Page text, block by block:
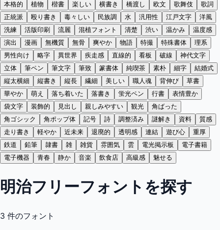
本格的
植物 楷書 楽しい 横書き 橋渡し 欧文 歌舞伎
歌詞
正統派
殴り書き 毒々しい 民族調 水 汎用性 江戸文字
洋風
洗練
活版印刷 流麗 混植フォント 清楚 渋い 温かみ
温度感
演出
漫画 無機質 無骨 爽やか 物語 特撮 特殊書体
理系
男性向け
略字 異世界 疾走感 直線的 看板 破線
神代文字
立体
筆ペン 筆文字 筆致 篆書体 純喫茶 素朴 細字
結婚式
縦太横細
縦書き 縦長 繊細 美しい 職人魂 背伸び
草書
華やか
萌え 落ち着いた 落書き 蛍光ペン 行書
表情豊か
袋文字
装飾的 見出し 親しみやすい 観光
角ばった
角ゴシック
角ポップ体 記号 詩 調整済み 謎解き 資料
質感
走り書き
軽やか 近未来 退廃的 透明感 連結 遊び心
重厚
鉄道
鉛筆 隷書 雑 雑貨 雰囲気 雲 電光掲示板
電子書籍
電子機器
青春 静か 音楽 飲食店 高級感 魅せる
明治フリーフォントを探す
3 件のフォント